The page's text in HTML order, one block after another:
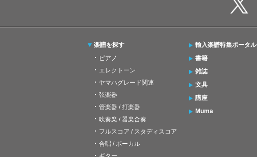
楽譜を探す
ピアノ
エレクトーン
ヤマハグレード関連
弦楽器
管楽器 / 打楽器
吹奏楽 / 器楽合奏
フルスコア / スタディスコア
合唱 / ボーカル
輸入楽譜特集ポータル
書籍
雑誌
文具
講座
Muma